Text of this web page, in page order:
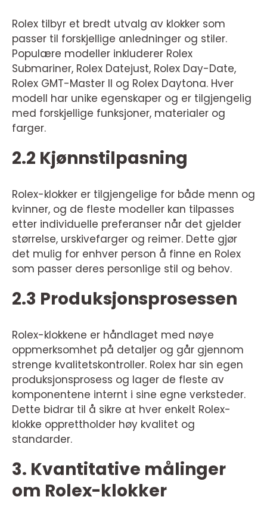
Rolex tilbyr et bredt utvalg av klokker som
passer til forskjellige anledninger og stiler.
Populære modeller inkluderer Rolex
Submariner, Rolex Datejust, Rolex Day-Date,
Rolex GMT-Master II og Rolex Daytona. Hver
modell har unike egenskaper og er tilgjengelig
med forskjellige funksjoner, materialer og
farger.
2.2 Kjønnstilpasning
Rolex-klokker er tilgjengelige for både menn og
kvinner, og de fleste modeller kan tilpasses
etter individuelle preferanser når det gjelder
størrelse, urskivefarger og reimer. Dette gjør
det mulig for enhver person å finne en Rolex
som passer deres personlige stil og behov.
2.3 Produksjonsprosessen
Rolex-klokkene er håndlaget med nøye
oppmerksomhet på detaljer og går gjennom
strenge kvalitetskontroller. Rolex har sin egen
produksjonsprosess og lager de fleste av
komponentene internt i sine egne verksteder.
Dette bidrar til å sikre at hver enkelt Rolex-
klokke opprettholder høy kvalitet og
standarder.
3. Kvantitative målinger
om Rolex-klokker